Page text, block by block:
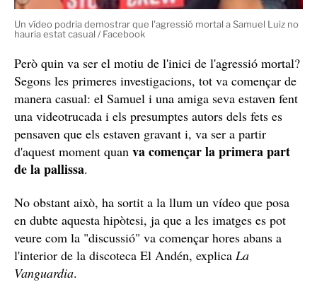
Un vídeo podria demostrar que l'agressió mortal a Samuel Luiz no
hauria estat casual / Facebook
Però quin va ser el motiu de l'inici de l'agressió mortal?
Segons les primeres investigacions, tot va començar de
manera casual: el Samuel i una amiga seva estaven fent
una videotrucada i els presumptes autors dels fets es
pensaven que els estaven gravant i, va ser a partir
d'aquest moment quan va començar la primera part
de la pallissa.
No obstant això, ha sortit a la llum un vídeo que posa
en dubte aquesta hipòtesi, ja que a les imatges es pot
veure com la "discussió" va començar hores abans a
l'interior de la discoteca El Andén, explica La
Vanguardia.